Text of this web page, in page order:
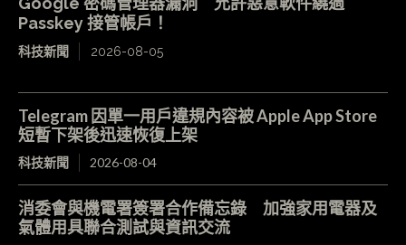
Passkey 接管帳戶！
科技新聞 2026-08-05
Telegram 因單一用戶違規內容被 Apple App Store
短暫下架後迅速恢復上架
科技新聞 2026-08-04
消委會與機電署簽署合作備忘錄 加強家用電器及
氣體用具聯合測試與資訊交流